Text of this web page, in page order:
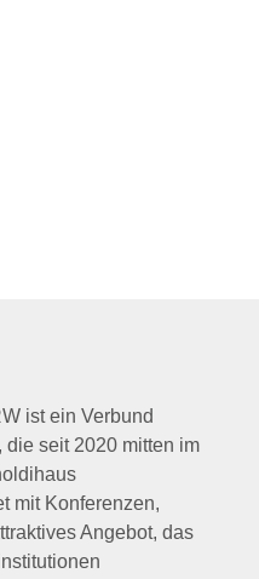
ist ein Verbund
seit 2020 mitten im
mit Konferenzen,
Angebot, das